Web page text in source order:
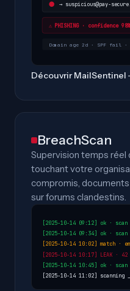
→ suspicious@pay-
⚠ PHISHING · confidence
Domain age 2d · SPF fail
Découvrir MailSentinel
BreachScan
Supervision temps
touchant votre
compromis,
sur forums clandestins.
[2025-10-14 09:12] ok ·
[2025-10-14 09:34] ok ·
[2025-10-14 10:02] match ·
[2025-10-14 10:17] LEAK ·
[2025-10-14 10:45] ok ·
[2025-10-14 11:02] scanning _